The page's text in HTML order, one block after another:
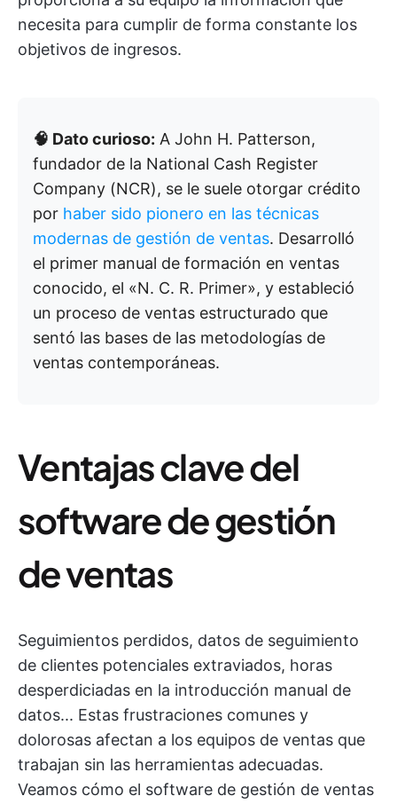
necesita para cumplir de forma constante los
objetivos de ingresos.
🧠 Dato curioso: A John H. Patterson,
fundador de la National Cash Register
Company (NCR), se le suele otorgar crédito
por haber sido pionero en las técnicas
modernas de gestión de ventas. Desarrolló
el primer manual de formación en ventas
conocido, el «N. C. R. Primer», y estableció
un proceso de ventas estructurado que
sentó las bases de las metodologías de
ventas contemporáneas.
Ventajas clave del
software de gestión
de ventas
Seguimientos perdidos, datos de seguimiento
de clientes potenciales extraviados, horas
desperdiciadas en la introducción manual de
datos... Estas frustraciones comunes y
dolorosas afectan a los equipos de ventas que
trabajan sin las herramientas adecuadas.
Veamos cómo el software de gestión de ventas